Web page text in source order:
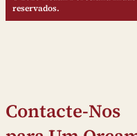
reservados.
Contacte-Nos